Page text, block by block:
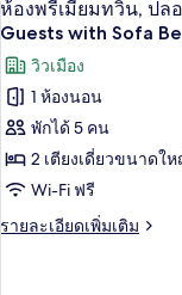
คลับ
เลา
นจ์
ได้
(Single
Use)
พรีเมียม
น,
ปลอด
บุหรี่,
ใช้
คลับ
นจ์
ได้
(Single
ภาพถ่าย
ทั้งหมด
ของ
ห้อง
พรีเมียม
ทวิน,
ปลอด
ห้องพรีเมียมทวิน, ปล
Guests with Sofa
วิวเมือง
1 ห้องนอน
พักได้ 5 คน
2 เตียงเดี่ยวขนาดใ
Wi-Fi ฟรี
รายละเอียดเพิ่มเติม
ราย